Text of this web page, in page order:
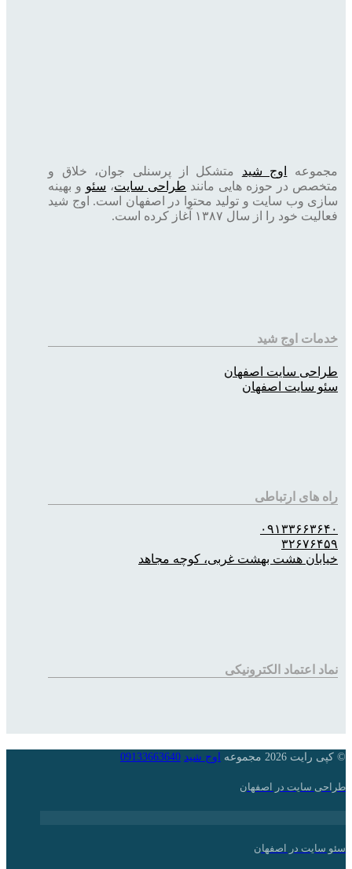
مجموعه اوج شید متشکل از پرسنلی جوان، خلاق و
متخصص در حوزه هایی مانند طراحی سایت، سئو و بهینه
سازی وب سایت و تولید محتوا در اصفهان است. اوج شید
فعالیت خود را از سال ۱۳۸۷ آغاز کرده است.
خدمات اوج شید
طراحی سایت اصفهان
سئو سایت اصفهان
راه های ارتباطی
۰۹۱۳۳۶۶۳۶۴۰
۳۲۶۷۶۴۵۹
خیابان هشت بهشت غربی، کوچه مجاهد
نماد اعتماد الکترونیکی
© کپی رایت 2026 مجموعه اوج شید 09133663640
طراحی سایت در اصفهان
سئو سایت در اصفهان